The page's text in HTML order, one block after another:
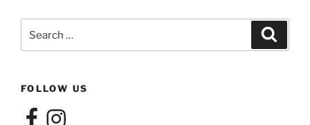
for:
FOLLOW US
FacebookInstagram